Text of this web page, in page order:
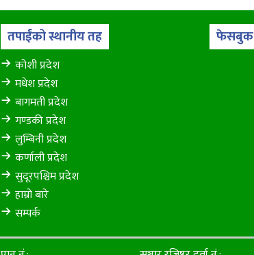
तपाईंको स्थानीय तह
कोशी प्रदेश
मधेश प्रदेश
बागमती प्रदेश
गण्डकी प्रदेश
लुम्बिनी प्रदेश
कर्णाली प्रदेश
सुदूरपश्चिम प्रदेश
हाम्रो बारे
सम्पर्क
फेसबुक